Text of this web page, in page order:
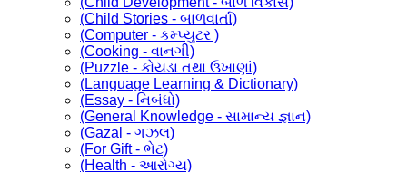
(Child Stories - બાળવાર્તા)
(Computer - કમ્પ્યુટર )
(Cooking - વાનગી)
(Puzzle - કોયડા તથા ઉખાણાં)
(Language Learning & Dictionary)
(Essay - નિબંધો)
(General Knowledge - સામાન્ય જ્ઞાન)
(Gazal - ગઝલ)
(For Gift - ભેટ)
(Health - આરોગ્ય)